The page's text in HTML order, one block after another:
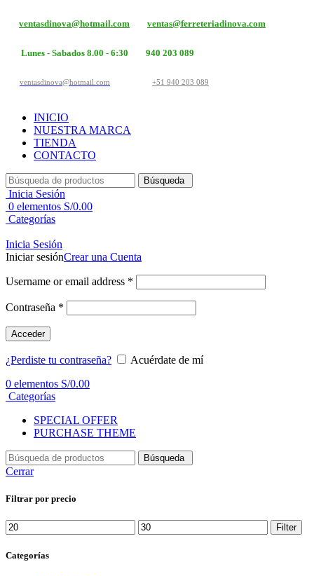
ventasdinova@hotmail.com ventas@ferreteriadinova.com
Lunes - Sabados 8.00 - 6:30 940 203 089
ventasdinova@hotmail.com +51 940 203 089
INICIO
NUESTRA MARCA
TIENDA
CONTACTO
Búsqueda
Inicia Sesión
0 elementos S/0.00
Categorías
Inicia Sesión
Iniciar sesiónCrear una Cuenta
Username or email address *
Contraseña *
Acceder
¿Perdiste tu contraseña?
Acuérdate de mí
0 elementos S/0.00
Categorías
SPECIAL OFFER
PURCHASE THEME
Búsqueda
Cerrar
Filtrar por precio
Min
price
Max
price
Filter
Categorías